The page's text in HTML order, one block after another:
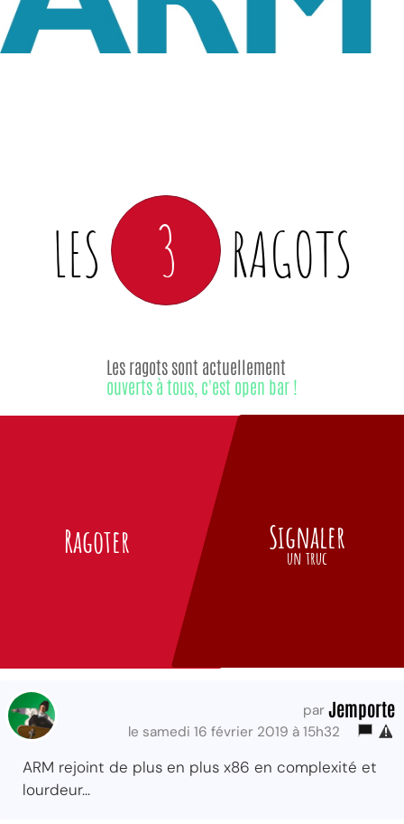
LES 3 RAGOTS
Ragoter
Les ragots sont actuellement
ouverts à tous, c'est open bar !
Signaler
un truc
par Jemporte
le samedi 16 février 2019 à 15h32
ARM rejoint de plus en plus x86 en complexité et
lourdeur...